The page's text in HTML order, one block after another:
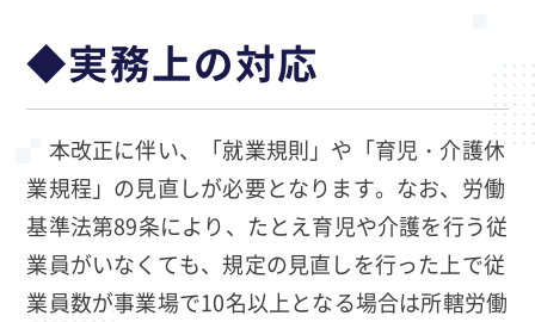
◆実務上の対応
本改正に伴い、「就業規則」や「育児・介護休
業規程」の見直しが必要となります。なお、労働
基準法第89条により、たとえ育児や介護を行う従
業員がいなくても、規定の見直しを行った上で従
業員数が事業場で10名以上となる場合は所轄労働